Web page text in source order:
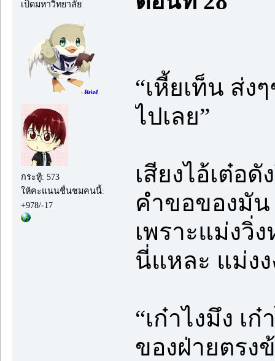
เป็ดมหาวิทยาลัย
กระทู้: 573
ให้คะแนนชื่นชมคนนี้:
+978/-17
“เหี้ยเท็น ส่ง
ไปเลย”
เสียงไอ้เต๋อ
คำขอของมัน
เพราะแม่งวิ่
นี่แหละ แม่งง
“เก๋าไงมึง เ
ของฝ่ายตรง